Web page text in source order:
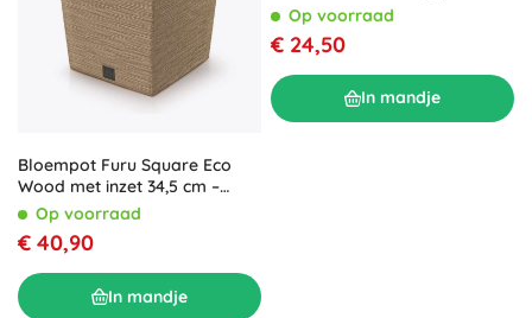
Bloempot Furu Square Eco
Wood met inzet 34,5 cm –
naturo
Op voorraad
€ 40,90
In mandje
Op voorraad
€ 24,50
In mandje